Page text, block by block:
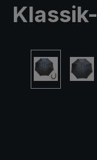
Bildergalerie